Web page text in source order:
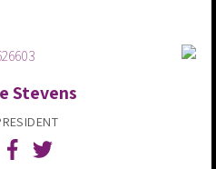
Stevens